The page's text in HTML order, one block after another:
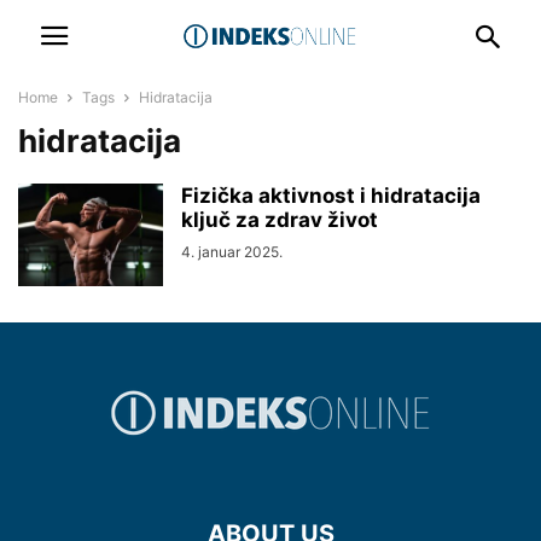
Home Tags Hidratacija
hidratacija
Fizička aktivnost i hidratacija
ključ za zdrav život
4. januar 2025.
ABOUT US